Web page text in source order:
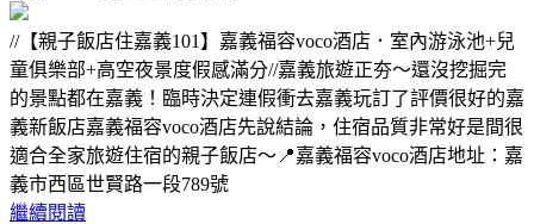
//【親子飯店住嘉義101】嘉義福容voco酒店．室內游泳池+兒
童俱樂部+高空夜景度假感滿分//嘉義旅遊正夯～還沒挖掘完
的景點都在嘉義！臨時決定連假衝去嘉義玩訂了評價很好的嘉
義新飯店嘉義福容voco酒店先說結論，住宿品質非常好是間很
適合全家旅遊住宿的親子飯店～📍嘉義福容voco酒店地址：嘉
義市西區世賢路一段789號
繼續閱讀